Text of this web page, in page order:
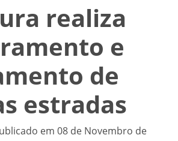
realiza
e
de
estradas
em 08 de Novembro de